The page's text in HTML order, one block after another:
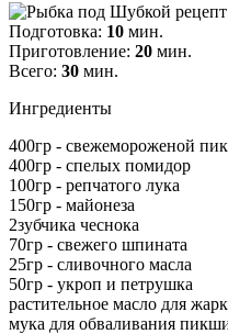
Подготовка: 10 мин.
Приготовление: 20 мин.
Всего: 30 мин.
Ингредиенты
400гр - свежемороженой
400гр - спелых помидор
100гр - репчатого лука
150гр - майонеза
2зубчика чеснока
70гр - свежего шпината
25гр - сливочного масла
50гр - укроп и петрушка
растительное масло для
мука для обваливания